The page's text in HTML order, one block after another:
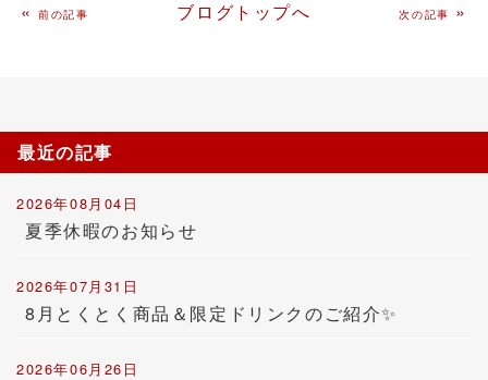
«前の記事 ブログトップへ 次の記事 »
最近の記事
2026年08月04日
夏季休暇のお知らせ
2026年07月31日
8月とくとく商品＆限定ドリンクのご紹介✨
2026年06月26日